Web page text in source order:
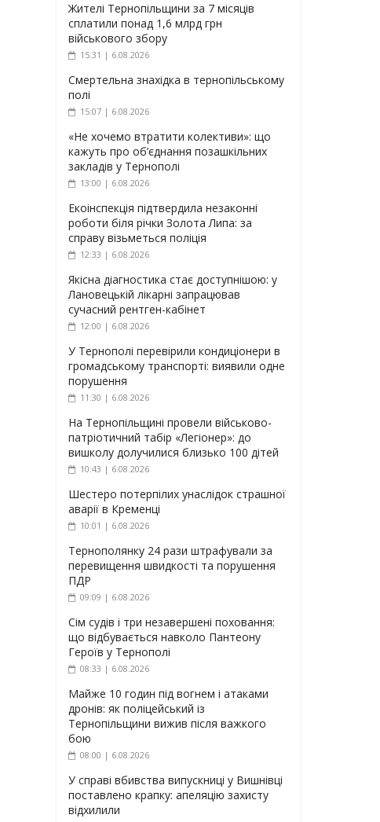
Жителі Тернопільщини за 7 місяців
сплатили понад 1,6 млрд грн
військового збору
15:31 | 6.08.2026
Смертельна знахідка в тернопільському
полі
15:07 | 6.08.2026
«Не хочемо втратити колективи»: що
кажуть про об’єднання позашкільних
закладів у Тернополі
13:00 | 6.08.2026
Екоінспекція підтвердила незаконні
роботи біля річки Золота Липа: за
справу візьметься поліція
12:33 | 6.08.2026
Якісна діагностика стає доступнішою: у
Лановецькій лікарні запрацював
сучасний рентген-кабінет
12:00 | 6.08.2026
У Тернополі перевірили кондиціонери в
громадському транспорті: виявили одне
порушення
11:30 | 6.08.2026
На Тернопільщині провели військово-
патріотичний табір «Легіонер»: до
вишколу долучилися близько 100 дітей
10:43 | 6.08.2026
Шестеро потерпілих унаслідок страшної
аварії в Кременці
10:01 | 6.08.2026
Тернополянку 24 рази штрафували за
перевищення швидкості та порушення
ПДР
09:09 | 6.08.2026
Сім судів і три незавершені поховання:
що відбувається навколо Пантеону
Героїв у Тернополі
08:33 | 6.08.2026
Майже 10 годин під вогнем і атаками
дронів: як поліцейський із
Тернопільщини вижив після важкого
бою
08:00 | 6.08.2026
У справі вбивства випускниці у Вишнівці
поставлено крапку: апеляцію захисту
відхилили